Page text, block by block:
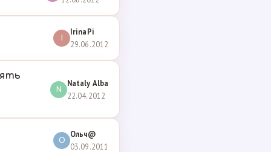
IrinaPi
29.06.2012
N
Nataly Alba
22.04.2012
О
Ольч@
03.09.2011